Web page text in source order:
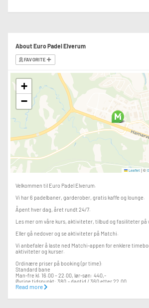
About Euro Padel Elverum
FAVORITE
+
−
Leaflet |©
Velkommen til Euro Padel Elverum.
Vi har 6 padelbaner, garderober, gratis kaffe og lounge.
Åpent hver dag, året rundt 24/7.
Les mer om våre kurs, aktiviteter, tilbud og fasiliteter
Eller gå nedover og se aktiviteter på Matchi.
Vi anbefaler å laste ned Matchi-appen for enklere
aktiviteter og kurser.
Ordinære priser på booking (pr time):
Standard bane
Man-fre kl. 16.00 – 22.00, lør-søn: 440,-
Øvrige tidspunkt: 380,- dagtid / 360 etter 22.00
Read more